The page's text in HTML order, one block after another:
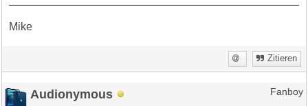
Mike
Zitieren
Audionymous Fanboy